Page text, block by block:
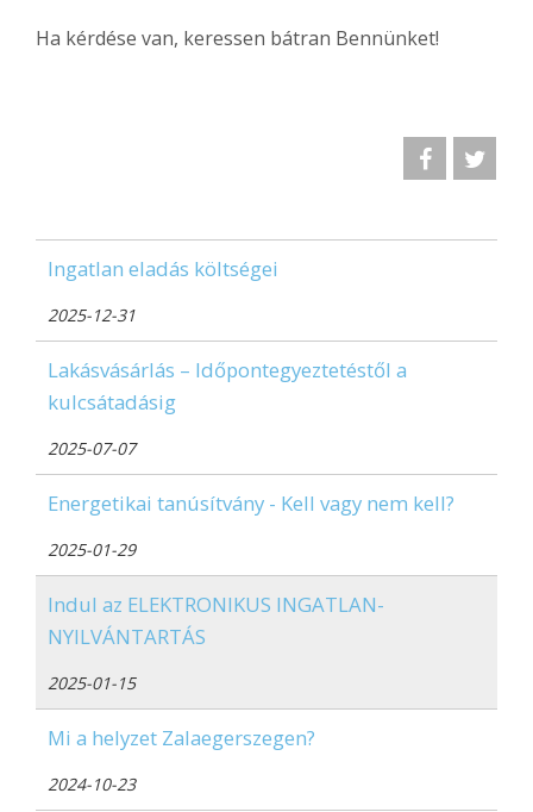
Ha kérdése van, keressen bátran Bennünket!
Ingatlan eladás költségei
2025-12-31
Lakásvásárlás – Időpontegyeztetéstől a
kulcsátadásig
2025-07-07
Energetikai tanúsítvány - Kell vagy nem kell?
2025-01-29
Indul az ELEKTRONIKUS INGATLAN-
NYILVÁNTARTÁS
2025-01-15
Mi a helyzet Zalaegerszegen?
2024-10-23